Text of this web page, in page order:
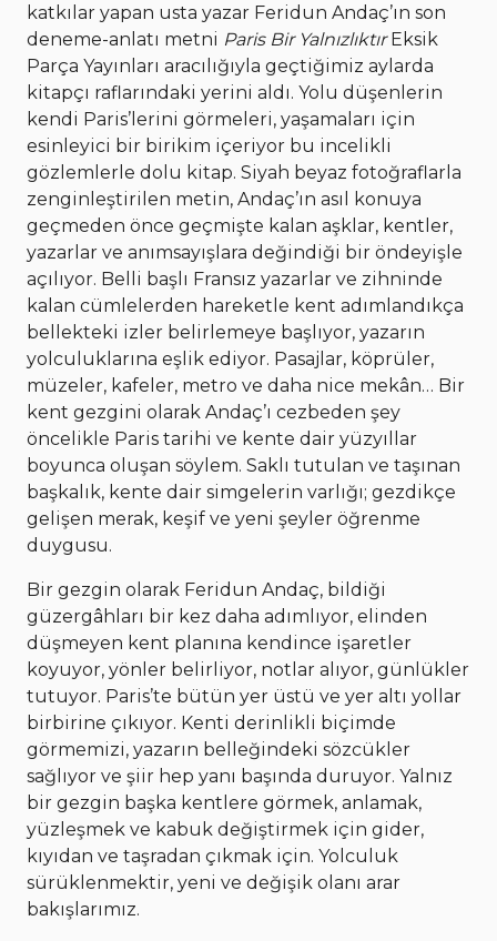
katkılar yapan usta yazar Feridun Andaç’ın son
deneme-anlatı metni Paris Bir YalnızlıktırEksik
Parça Yayınları aracılığıyla geçtiğimiz aylarda
kitapçı raflarındaki yerini aldı. Yolu düşenlerin
kendi Paris’lerini görmeleri, yaşamaları için
esinleyici bir birikim içeriyor bu incelikli
gözlemlerle dolu kitap. Siyah beyaz fotoğraflarla
zenginleştirilen metin, Andaç’ın asıl konuya
geçmeden önce geçmişte kalan aşklar, kentler,
yazarlar ve anımsayışlara değindiği bir öndeyişle
açılıyor. Belli başlı Fransız yazarlar ve zihninde
kalan cümlelerden hareketle kent adımlandıkça
bellekteki izler belirlemeye başlıyor, yazarın
yolculuklarına eşlik ediyor. Pasajlar, köprüler,
müzeler, kafeler, metro ve daha nice mekân… Bir
kent gezgini olarak Andaç’ı cezbeden şey
öncelikle Paris tarihi ve kente dair yüzyıllar
boyunca oluşan söylem. Saklı tutulan ve taşınan
başkalık, kente dair simgelerin varlığı; gezdikçe
gelişen merak, keşif ve yeni şeyler öğrenme
duygusu.
Bir gezgin olarak Feridun Andaç, bildiği
güzergâhları bir kez daha adımlıyor, elinden
düşmeyen kent planına kendince işaretler
koyuyor, yönler belirliyor, notlar alıyor, günlükler
tutuyor. Paris’te bütün yer üstü ve yer altı yollar
birbirine çıkıyor. Kenti derinlikli biçimde
görmemizi, yazarın belleğindeki sözcükler
sağlıyor ve şiir hep yanı başında duruyor. Yalnız
bir gezgin başka kentlere görmek, anlamak,
yüzleşmek ve kabuk değiştirmek için gider,
kıyıdan ve taşradan çıkmak için. Yolculuk
sürüklenmektir, yeni ve değişik olanı arar
bakışlarımız.